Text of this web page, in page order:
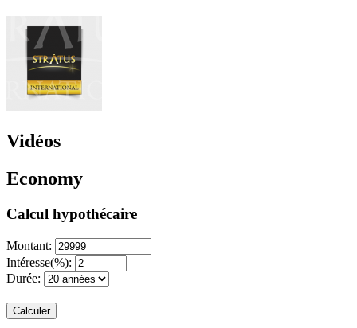
Vidéos
Economy
Calcul hypothécaire
Montant:
Intéresse(%):
Durée:
Calculer